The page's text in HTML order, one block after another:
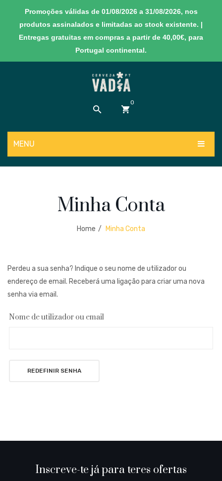
Promoções válidas de 01/08/2026 a 31/08/2026, nos
produtos assinalados e limitadas ao stock existente. |
Entregas gratuitas em compras a partir de 40,00€, para
Portugal continental.
0
MENU
PRODUTOS
Merchandise
EXPERIÊNCIAS
FINALIZAR COMPRA
MINHA CONTA
Minha Conta
Home / Minha Conta
Perdeu a sua senha? Indique o seu nome de utilizador ou
endereço de email. Receberá uma ligação para criar uma nova
senha via email.
Nome de utilizador ou email
REDEFINIR SENHA
Inscreve-te já para teres ofertas